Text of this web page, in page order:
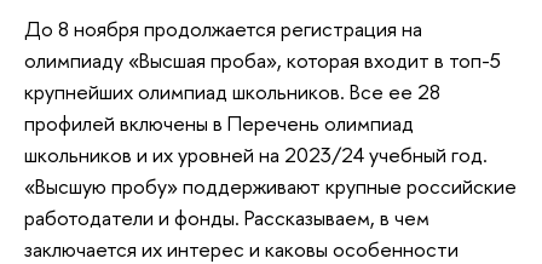
До 8 ноября продолжается регистрация на
олимпиаду «Высшая проба», которая входит в топ-5
крупнейших олимпиад школьников. Все ее 28
профилей включены в Перечень олимпиад
школьников и их уровней на 2023/24 учебный год.
«Высшую пробу» поддерживают крупные российские
работодатели и фонды. Рассказываем, в чем
заключается их интерес и каковы особенности